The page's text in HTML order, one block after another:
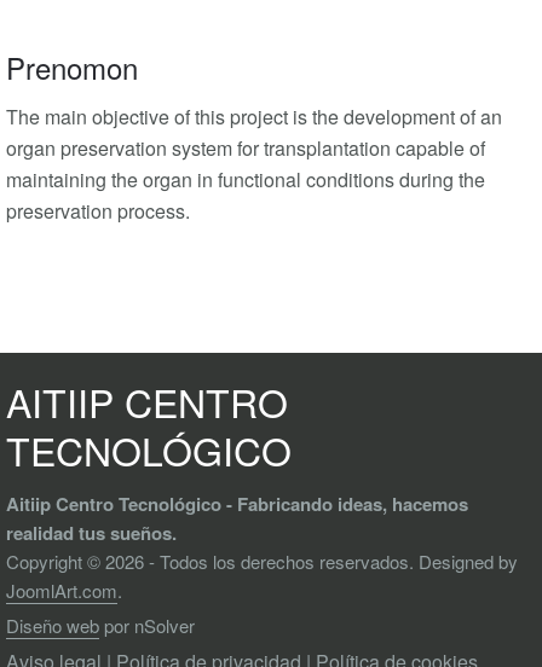
Prenomon
The main objective of this project is the development of an
organ preservation system for transplantation capable of
maintaining the organ in functional conditions during the
preservation process.
AITIIP CENTRO
TECNOLÓGICO
Aitiip Centro Tecnológico - Fabricando ideas, hacemos
realidad tus sueños.
Copyright © 2026 - Todos los derechos reservados. Designed by
JoomlArt.com.
Diseño web por nSolver
Aviso legal | Política de privacidad | Política de cookies